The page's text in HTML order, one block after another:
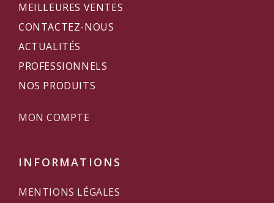
MEILLEURES VENTES
CONTACTEZ-NOUS
ACTUALITÉS
PROFESSIONNELS
NOS PRODUITS
MON COMPTE
INFORMATIONS
MENTIONS LÉGALES